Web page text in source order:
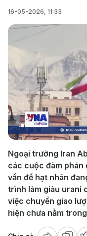
16-05-2026, 11:33
Ngoại trưởng Iran
các cuộc đàm phán
vấn đề hạt nhân
trình làm giàu urani
việc chuyển giao
hiện chưa nằm